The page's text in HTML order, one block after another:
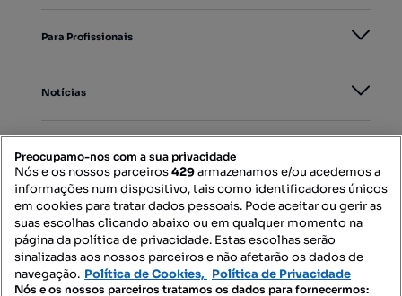
Para Profissionais
Notícias
Mapa do Site
Contacte-nos
Preocupamo-nos com a sua privacidade
Nós e os nossos parceiros429armazenamos e/ou acedemos a
informações num dispositivo, tais como identificadores únicos
em cookies para tratar dados pessoais. Pode aceitar ou gerir as
suas escolhas clicando abaixo ou em qualquer momento na
página da política de privacidade. Estas escolhas serão
sinalizadas aos nossos parceiros e não afetarão os dados de
navegação. Política de Cookies, Política de Privacidade
Nós e os nossos parceiros tratamos os dados para fornecermos: